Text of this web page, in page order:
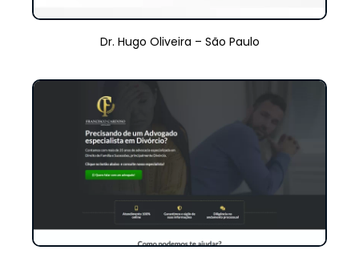
Dr. Hugo Oliveira – São Paulo